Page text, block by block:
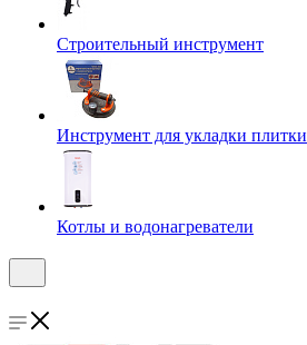
Строительный инструмент
Инструмент для укладки плитки
Котлы и водонагреватели